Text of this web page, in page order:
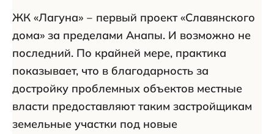
ЖК «Лагуна» ‒ первый проект «Славянского
дома» за пределами Анапы. И возможно не
последний. По крайней мере, практика
показывает, что в благодарность за
достройку проблемных объектов местные
власти предоставляют таким застройщикам
земельные участки под новые